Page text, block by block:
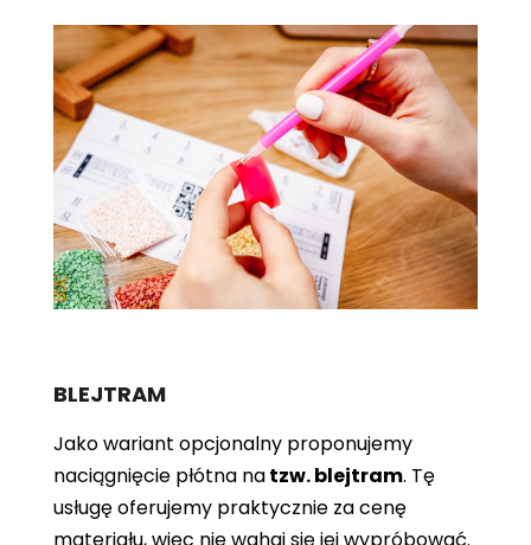
BLEJTRAM
Jako wariant opcjonalny proponujemy
naciągnięcie płótna natzw. blejtram. Tę
usługę oferujemy praktycznie za cenę
materiału, więc nie wahaj się jej wypróbować.